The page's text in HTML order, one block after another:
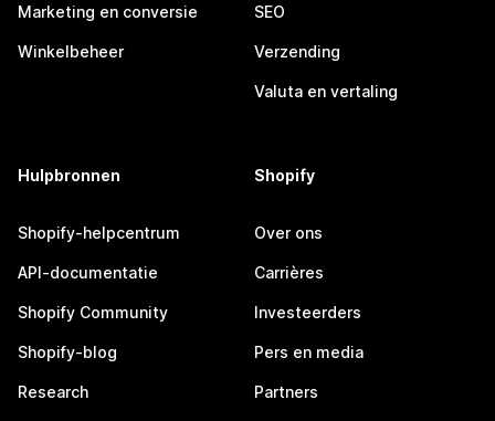
Marketing en conversie
Winkelbeheer
SEO
Verzending
Valuta en vertaling
Hulpbronnen
Shopify-helpcentrum
API-documentatie
Shopify Community
Shopify-blog
Research
Shopify
Over ons
Carrières
Investeerders
Pers en media
Partners